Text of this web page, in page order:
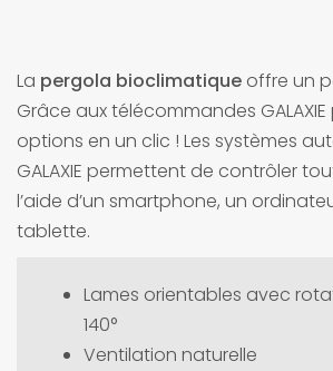
La pergola bioclimatique offre un
Grâce aux télécommandes
options en un clic ! Les systèmes
GALAXIE permettent de contrôler
l’aide d’un smartphone, un
tablette.
Lames orientables avec
140°
Ventilation naturelle